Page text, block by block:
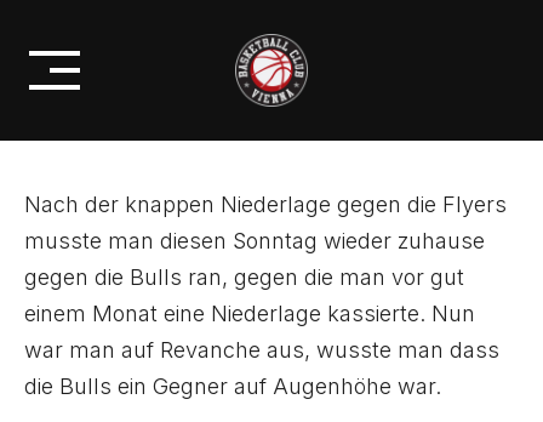
content
ENDE BEWAHRT – SIEG GEGEN
DIE BULLS
Nach der knappen Niederlage gegen die Flyers
musste man diesen Sonntag wieder zuhause
gegen die Bulls ran, gegen die man vor gut
einem Monat eine Niederlage kassierte. Nun
war man auf Revanche aus, wusste man dass
die Bulls ein Gegner auf Augenhöhe war.